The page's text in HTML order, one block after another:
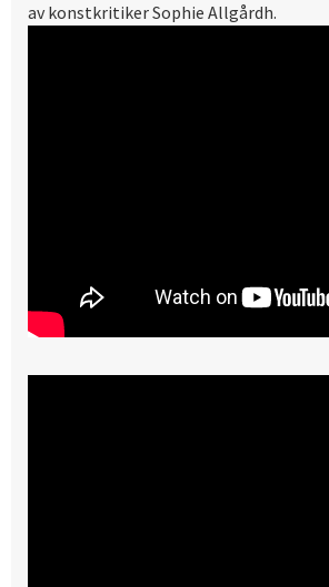
av konstkritiker Sophie Allgårdh.